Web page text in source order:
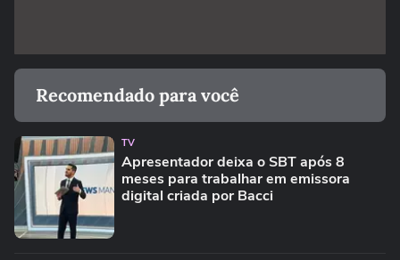
Recomendado para você
TV
Apresentador deixa o SBT após 8
meses para trabalhar em emissora
digital criada por Bacci